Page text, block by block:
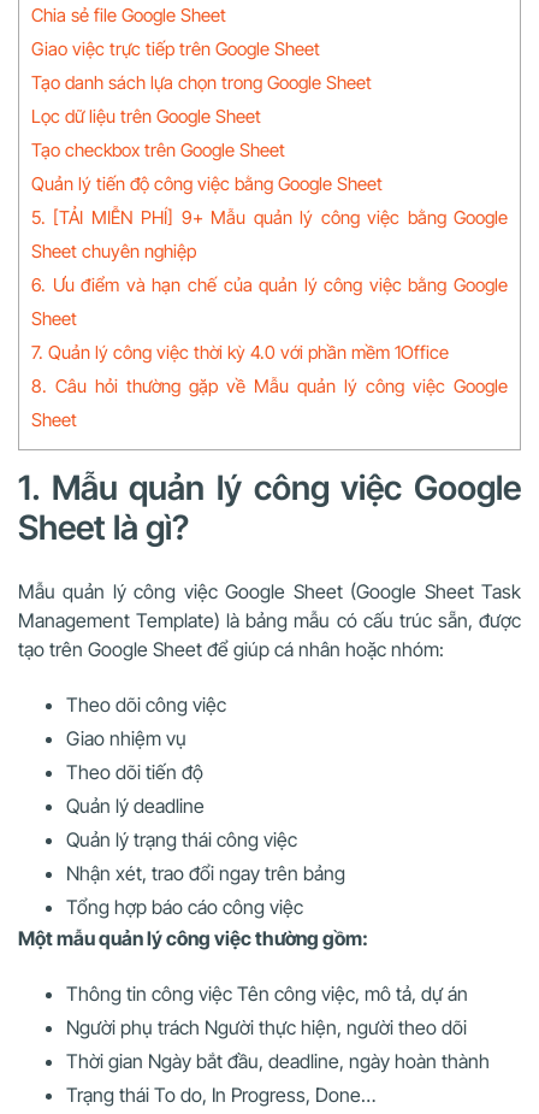
Chia sẻ file Google Sheet
Giao việc trực tiếp trên Google Sheet
Tạo danh sách lựa chọn trong Google Sheet
Lọc dữ liệu trên Google Sheet
Tạo checkbox trên Google Sheet
Quản lý tiến độ công việc bằng Google Sheet
5. [TẢI MIỄN PHÍ] 9+ Mẫu quản lý công việc bằng Google
Sheet chuyên nghiệp
6. Ưu điểm và hạn chế của quản lý công việc bằng Google
Sheet
7. Quản lý công việc thời kỳ 4.0 với phần mềm 1Office
8. Câu hỏi thường gặp về Mẫu quản lý công việc Google
Sheet
1. Mẫu quản lý công việc Google
Sheet là gì?
Mẫu quản lý công việc Google Sheet (Google Sheet Task
Management Template) là bảng mẫu có cấu trúc sẵn, được
tạo trên Google Sheet để giúp cá nhân hoặc nhóm:
Theo dõi công việc
Giao nhiệm vụ
Theo dõi tiến độ
Quản lý deadline
Quản lý trạng thái công việc
Nhận xét, trao đổi ngay trên bảng
Tổng hợp báo cáo công việc
Một mẫu quản lý công việc thường gồm:
Thông tin công việc Tên công việc, mô tả, dự án
Người phụ trách Người thực hiện, người theo dõi
Thời gian Ngày bắt đầu, deadline, ngày hoàn thành
Trạng thái To do, In Progress, Done…